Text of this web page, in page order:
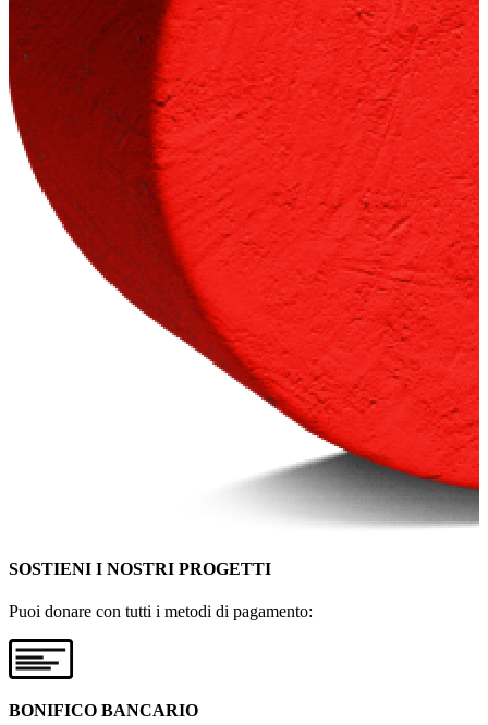
SOSTIENI I NOSTRI PROGETTI
Puoi donare con tutti i metodi di pagamento:
BONIFICO BANCARIO